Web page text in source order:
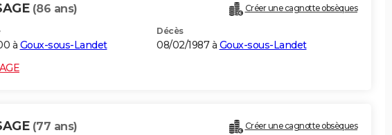
(86 ans) Créer une cagnotte obsèques
à Goux-sous-Landet
Décès
08/02/1987 à Goux-sous-Landet
(77 ans) Créer une cagnotte obsèques